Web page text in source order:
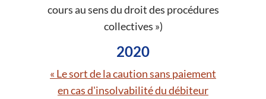
cours au sens du droit des procédures
collectives »)
2020
« Le sort de la caution sans paiement
en cas d'insolvabilité du débiteur